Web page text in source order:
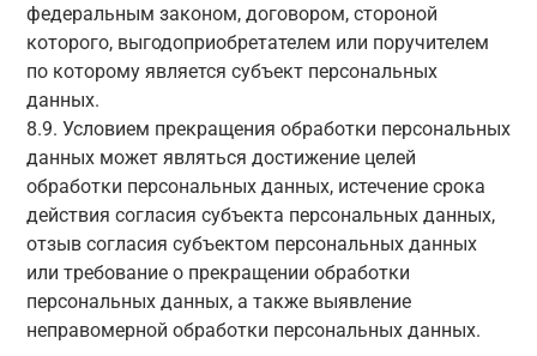
федеральным законом, договором, стороной
которого, выгодоприобретателем или поручителем
по которому является субъект персональных
данных.
8.9. Условием прекращения обработки персональных
данных может являться достижение целей
обработки персональных данных, истечение срока
действия согласия субъекта персональных данных,
отзыв согласия субъектом персональных данных
или требование о прекращении обработки
персональных данных, а также выявление
неправомерной обработки персональных данных.